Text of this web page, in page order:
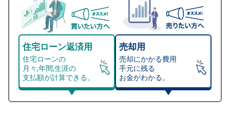
住宅ローン返済用
住宅ローンの
月々,年間,生涯の
支払額が計算できる。
売却用
売却にかかる費用
手元に残る
お金がわかる。
総支払額シミュレーション
マンション売却シミュレーター